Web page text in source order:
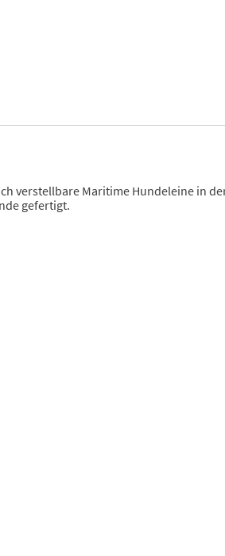
verstellbare Maritime Hundeleine in
gefertigt.